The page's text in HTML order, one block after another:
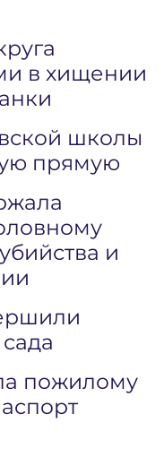
в хищении
школы
прямую
и
пожилому